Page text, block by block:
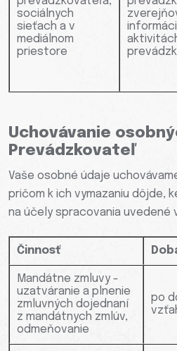
sociálnych
sieťach a v
mediálnom
priestore
Uchovávanie
Prevádzkovateľ
Vaše osobné údaje
pričom k ich vymazaniu dôjde,
na účely spracovania uvedené
Činnosť
Mandátne zmluvy -
uzatváranie a plnenie
zmluvných dojednaní
z mandátnych zmlúv,
odmeňovanie
po